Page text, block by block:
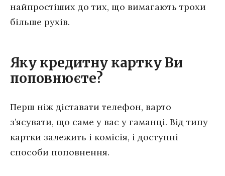
найпростіших до тих, що вимагають трохи
більше рухів.
Яку кредитну картку Ви
поповнюєте?
Перш ніж діставати телефон, варто
з’ясувати, що саме у вас у гаманці. Від типу
картки залежить і комісія, і доступні
способи поповнення.